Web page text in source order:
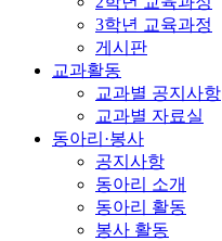
3학년 교육과정
게시판
교과활동
교과별 공지사항
교과별 자료실
동아리·봉사
공지사항
동아리 소개
동아리 활동
봉사 활동